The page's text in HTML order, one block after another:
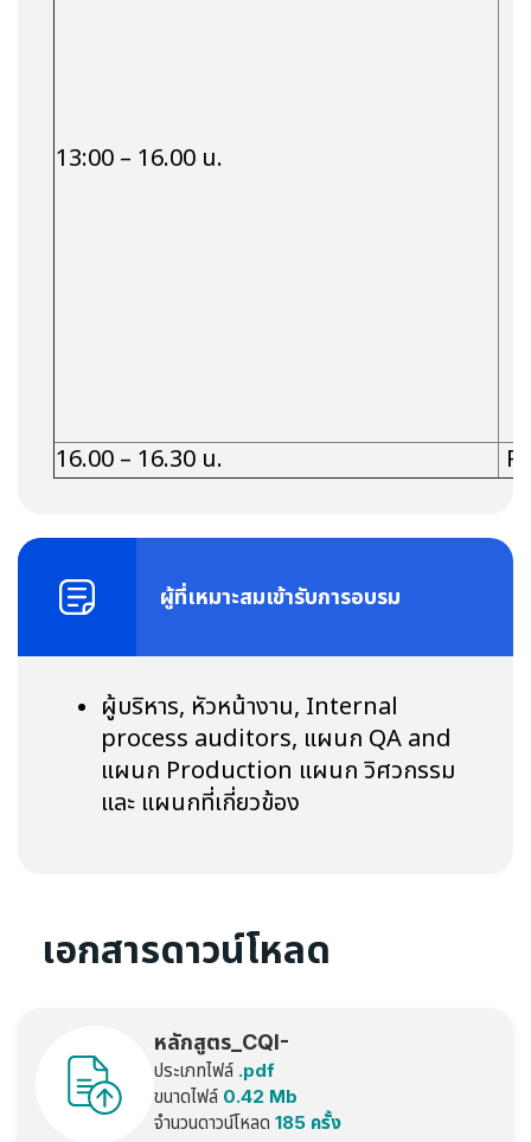
13:00 – 16.00 น.
16.00 – 16.30 น.
ผู้ที่เหมาะสมเข้ารับการอบรม
ผู้บริหาร, หัวหน้างาน, Internal
process auditors, แผนก QA and
แผนก Production แผนก วิศวกรรม
และ แผนกที่เกี่ยวข้อง
เอกสารดาวน์โหลด
หลักสูตร_CQI-
29_1_Edition__WMC
ประเภทไฟล์ .pdf
ขนาดไฟล์ 0.42 Mb
จำนวนดาวน์โหลด 185 ครั้ง